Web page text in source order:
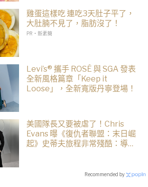
雞蛋這樣吃 連吃3天肚子平了，
大肚腩不見了，脂肪沒了！
PR・新素簡
Levi’s® 攜手 ROSÉ 與 SGA 發表
全新風格篇章「Keep it
Loose」，全新寬版丹寧登場！
美國隊長又要被虐了！Chris
Evans 曝《復仇者聯盟：末日崛
起》史蒂夫旅程非常殘酷：導演
Recommended by